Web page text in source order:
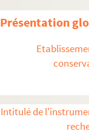
Présentation
Intitulé de
Carton 23 : MNT
Carton 24 : ML à
Carton 25 : MLF
Cartons 26 à 34.
Carton 5O : MNU.
Carton 51 : MNU